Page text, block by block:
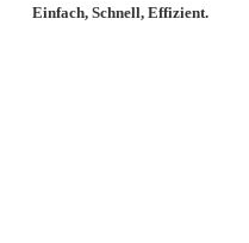
Einfach, Schnell, Effizient.